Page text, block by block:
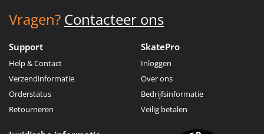
Vragen? Contacteer ons
Support
Help & Contact
Verzendinformatie
Orderstatus
Retourneren
SkatePro
Inloggen
Over ons
Bedrijfsinformatie
Veilig betalen